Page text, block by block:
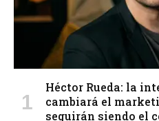
Héctor Rueda: la
cambiará el
seguirán siendo el